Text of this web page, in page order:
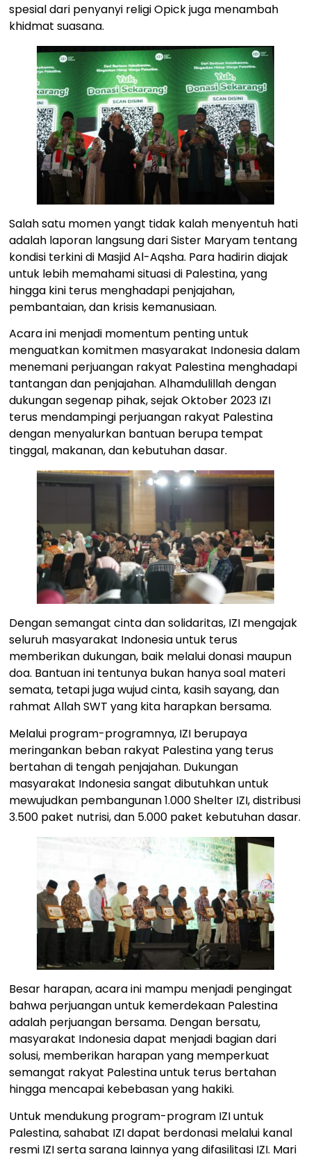
spesial dari penyanyi religi Opick juga menambah
khidmat suasana.
Salah satu momen yangt tidak kalah menyentuh hati
adalah laporan langsung dari Sister Maryam tentang
kondisi terkini di Masjid Al-Aqsha. Para hadirin diajak
untuk lebih memahami situasi di Palestina, yang
hingga kini terus menghadapi penjajahan,
pembantaian, dan krisis kemanusiaan.
Acara ini menjadi momentum penting untuk
menguatkan komitmen masyarakat Indonesia dalam
menemani perjuangan rakyat Palestina menghadapi
tantangan dan penjajahan. Alhamdulillah dengan
dukungan segenap pihak, sejak Oktober 2023 IZI
terus mendampingi perjuangan rakyat Palestina
dengan menyalurkan bantuan berupa tempat
tinggal, makanan, dan kebutuhan dasar.
Dengan semangat cinta dan solidaritas, IZI mengajak
seluruh masyarakat Indonesia untuk terus
memberikan dukungan, baik melalui donasi maupun
doa. Bantuan ini tentunya bukan hanya soal materi
semata, tetapi juga wujud cinta, kasih sayang, dan
rahmat Allah SWT yang kita harapkan bersama.
Melalui program-programnya, IZI berupaya
meringankan beban rakyat Palestina yang terus
bertahan di tengah penjajahan. Dukungan
masyarakat Indonesia sangat dibutuhkan untuk
mewujudkan pembangunan 1.000 Shelter IZI, distribusi
3.500 paket nutrisi, dan 5.000 paket kebutuhan dasar.
Besar harapan, acara ini mampu menjadi pengingat
bahwa perjuangan untuk kemerdekaan Palestina
adalah perjuangan bersama. Dengan bersatu,
masyarakat Indonesia dapat menjadi bagian dari
solusi, memberikan harapan yang memperkuat
semangat rakyat Palestina untuk terus bertahan
hingga mencapai kebebasan yang hakiki.
Untuk mendukung program-program IZI untuk
Palestina, sahabat IZI dapat berdonasi melalui kanal
resmi IZI serta sarana lainnya yang difasilitasi IZI. Mari